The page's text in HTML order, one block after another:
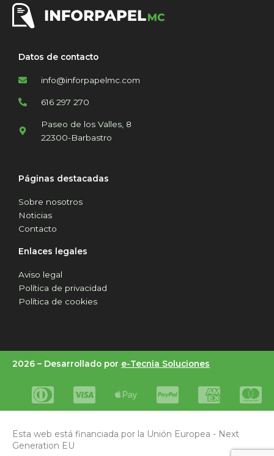
Datos de contacto
info@inforpapelmc.com
616 297 270
Paseo de los Valles, 8
22300-Barbastro
Páginas destacadas
Sobre nosotros
Noticias
Contacto
Enlaces legales
Aviso legal
Política de privacidad
Política de cookies
2026 – Desarrollado por e-Tecnia Soluciones
Esta web está financiada por la Unión Europea - Next
Generation EU